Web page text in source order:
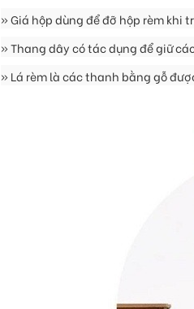
» Giá hộp dùng để đỡ hộp rèm khi
» Thang dây có tác dụng để giữ
» Lá rèm là các thanh bằng gỗ